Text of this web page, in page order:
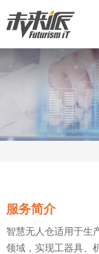
服务简介
智慧无人仓适用于生
领域，实现工器具、